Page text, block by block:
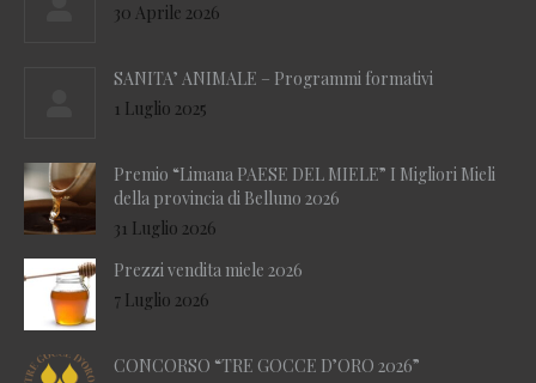
30 Aprile 2026
SANITA’ ANIMALE – Programmi formativi
1 Luglio 2025
Premio “Limana PAESE DEL MIELE” I Migliori Mieli
della provincia di Belluno 2026
31 Luglio 2026
Prezzi vendita miele 2026
7 Luglio 2026
CONCORSO “TRE GOCCE D’ORO 2026”